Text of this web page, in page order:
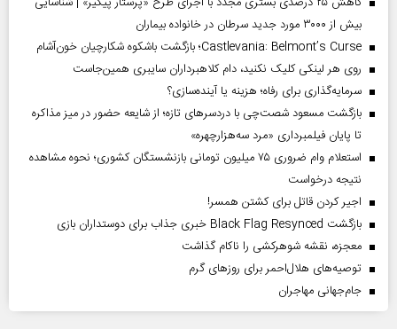
بیش از ۳۰۰۰ مورد جدید سرطان در خانواده بیماران
Castlevania: Belmont’s Curse؛ بازگشت باشکوه شکارچیان خون‌آشام
روی هر لینکی کلیک نکنید، دام کلاهبرداران سایبری همین‌جاست
سرمایه‌گذاری برای رفاه؛ هزینه یا آینده‌سازی؟
بازگشت مسعود شصت‌چی با دردسر‌های تازه؛ از شایعه حضور در میز مذاکره
تا پایان فیلمبرداری «مرد سه‌هزارچهره»
استعلام وام ضروری ۷۵ میلیون تومانی بازنشستگان کشوری؛ نحوه مشاهده
نتیجه درخواست
اجیر کردن قاتل برای کشتن همسر!
بازگشت Black Flag Resynced خبری جذاب برای دوستداران بازی
معجزه، نقشه شوهرکشی را ناکام گذاشت
توصیه‌های هلال‌احمر برای روز‌های گرم
جام‌جهانی مهاجران